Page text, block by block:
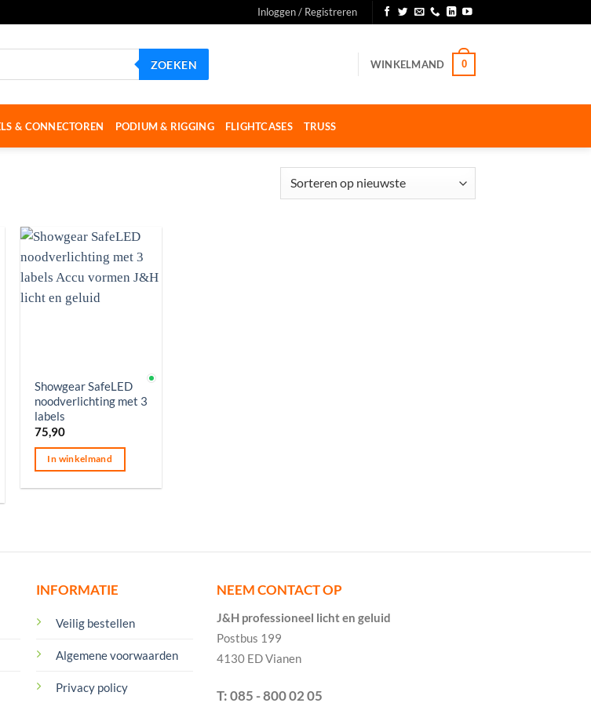
Inloggen / Registreren
ZOEKEN WINKELMAND 0
& CONNECTOREN PODIUM & RIGGING FLIGHTCASES TRUSS
Op voorraad
Showgear SafeLED
noodverlichting met 3
labels
75,90
In winkelmand
INFORMATIE
Veilig bestellen
Algemene voorwaarden
Privacy policy
NEEM CONTACT OP
J&H professioneel licht en geluid
Postbus 199
4130 ED Vianen
T: 085 - 800 02 05